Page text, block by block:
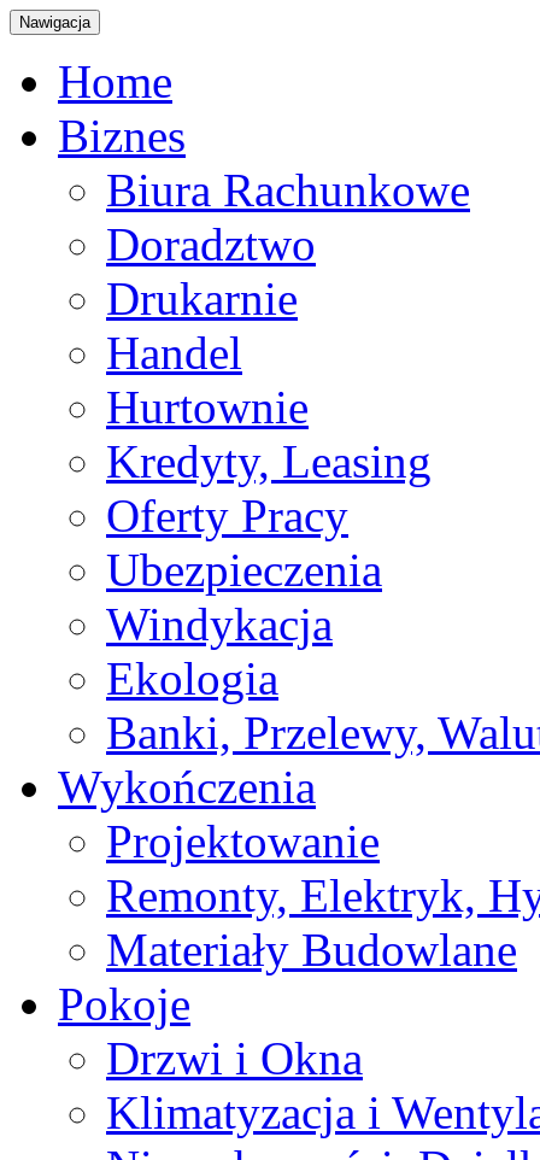
Nawigacja
Home
Biznes
Biura Rachunkowe
Doradztwo
Drukarnie
Handel
Hurtownie
Kredyty, Leasing
Oferty Pracy
Ubezpieczenia
Windykacja
Ekologia
Banki, Przelewy,
Wykończenia
Projektowanie
Remonty, Elektryk,
Materiały Budowlane
Pokoje
Drzwi i Okna
Klimatyzacja i